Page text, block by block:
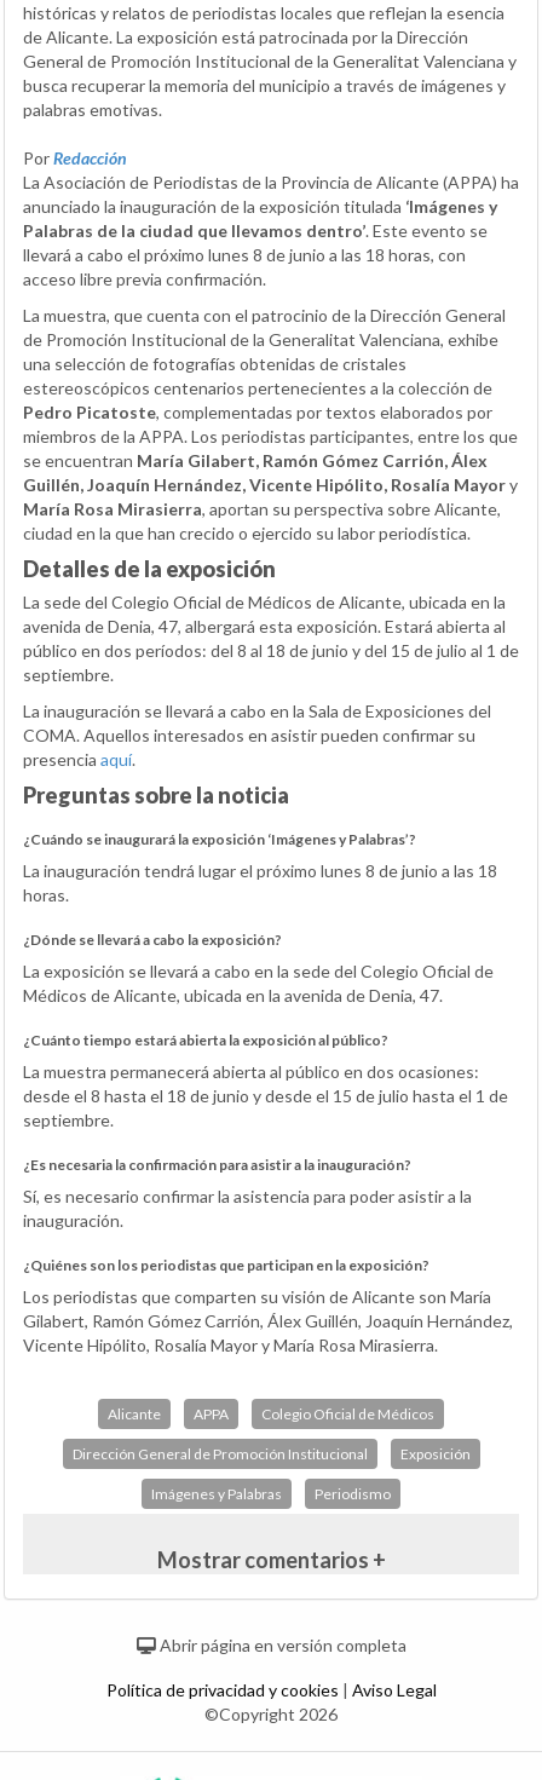
históricas y relatos de periodistas locales que reflejan la esencia
de Alicante. La exposición está patrocinada por la Dirección
General de Promoción Institucional de la Generalitat Valenciana y
busca recuperar la memoria del municipio a través de imágenes y
palabras emotivas.
PorRedacción
La Asociación de Periodistas de la Provincia de Alicante (APPA) ha
anunciado la inauguración de la exposición titulada ‘Imágenes y
Palabras de la ciudad que llevamos dentro’. Este evento se
llevará a cabo el próximo lunes 8 de junio a las 18 horas, con
acceso libre previa confirmación.
La muestra, que cuenta con el patrocinio de la Dirección General
de Promoción Institucional de la Generalitat Valenciana, exhibe
una selección de fotografías obtenidas de cristales
estereoscópicos centenarios pertenecientes a la colección de
Pedro Picatoste, complementadas por textos elaborados por
miembros de la APPA. Los periodistas participantes, entre los que
se encuentran María Gilabert, Ramón Gómez Carrión, Álex
Guillén, Joaquín Hernández, Vicente Hipólito, Rosalía Mayory
María Rosa Mirasierra, aportan su perspectiva sobre Alicante,
ciudad en la que han crecido o ejercido su labor periodística.
Detalles de la exposición
La sede del Colegio Oficial de Médicos de Alicante, ubicada en la
avenida de Denia, 47, albergará esta exposición. Estará abierta al
público en dos períodos: del 8 al 18 de junio y del 15 de julio al 1 de
septiembre.
La inauguración se llevará a cabo en la Sala de Exposiciones del
COMA. Aquellos interesados en asistir pueden confirmar su
presencia aquí.
Preguntas sobre la noticia
¿Cuándo se inaugurará la exposición ‘Imágenes y Palabras’?
La inauguración tendrá lugar el próximo lunes 8 de junio a las 18
horas.
¿Dónde se llevará a cabo la exposición?
La exposición se llevará a cabo en la sede del Colegio Oficial de
Médicos de Alicante, ubicada en la avenida de Denia, 47.
¿Cuánto tiempo estará abierta la exposición al público?
La muestra permanecerá abierta al público en dos ocasiones:
desde el 8 hasta el 18 de junio y desde el 15 de julio hasta el 1 de
septiembre.
¿Es necesaria la confirmación para asistir a la inauguración?
Sí, es necesario confirmar la asistencia para poder asistir a la
inauguración.
¿Quiénes son los periodistas que participan en la exposición?
Los periodistas que comparten su visión de Alicante son María
Gilabert, Ramón Gómez Carrión, Álex Guillén, Joaquín Hernández,
Vicente Hipólito, Rosalía Mayor y María Rosa Mirasierra.
Alicante APPA Colegio Oficial de Médicos
Dirección General de Promoción Institucional Exposición
Imágenes y Palabras Periodismo
Mostrar comentarios +
Abrir página en versión completa
Política de privacidad y cookies | Aviso Legal
©Copyright 2026